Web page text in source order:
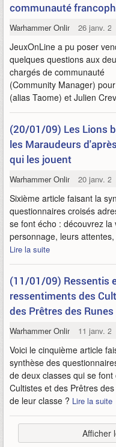
communauté
Warhammer Online 26 janv.
JeuxOnLine a pu poser
quelques questions aux
chargés de communauté
(Community Manager)
(alias Taome) et Julien
(20/01/09) Les Lions
les Maraudeurs
qui les jouent
Warhammer Online 20 janv.
Sixième article faisant la
questionnaires croisés
se font écho : découvrez
personnage, leurs
Lire la suite
(11/01/09) Ressentis
ressentiments des
des Prêtres des Runes
Warhammer Online 11 janv.
Voici le cinquième article
synthèse des
de deux classes qui se
Cultistes et des Prêtres
de leur classe ? Lire la suite
Afficher